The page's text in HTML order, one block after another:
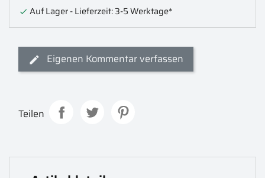
 Auf Lager - Lieferzeit: 3-5 Werktage*
Eigenen Kommentar verfassen
Teilen